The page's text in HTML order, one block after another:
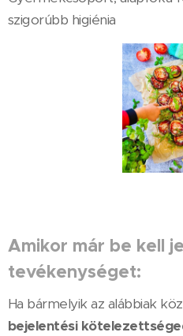
szigorúbb higiénia
Amikor már be kell
tevékenységet:
Ha bármelyik az alábbiak
bejelentési